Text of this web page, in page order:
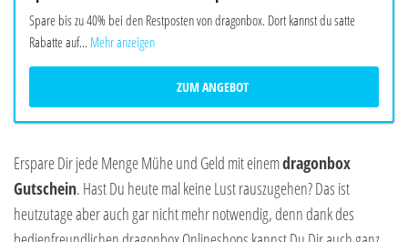
Spare bis zu 40% bei den Restposten von dragonbox. Dort kannst du satte
Rabatte auf... Mehr anzeigen
ZUM ANGEBOT
Erspare Dir jede Menge Mühe und Geld mit einemdragonbox
Gutschein. Hast Du heute mal keine Lust rauszugehen? Das ist
heutzutage aber auch gar nicht mehr notwendig, denn dank des